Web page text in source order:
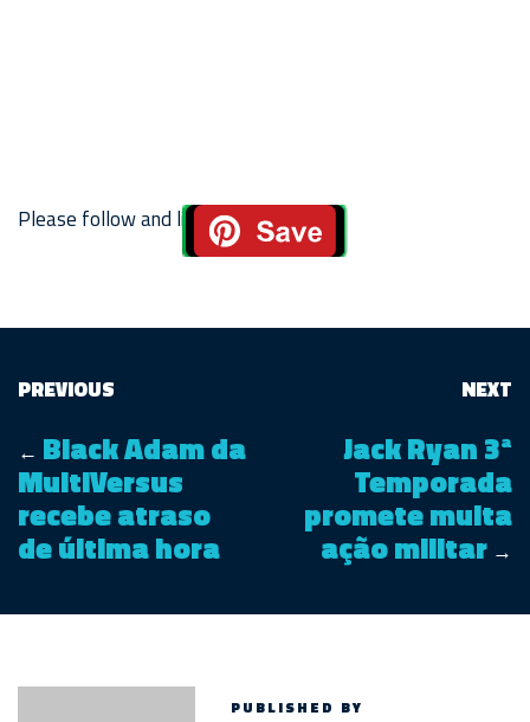
Please follow and like us:
PREVIOUS
← Black Adam da
MultiVersus
recebe atraso
de última hora
NEXT
Jack Ryan 3ª
Temporada
promete muita
ação militar →
PUBLISHED BY